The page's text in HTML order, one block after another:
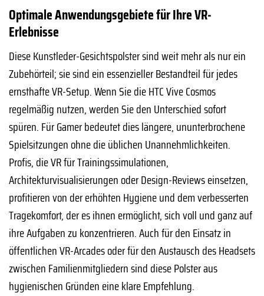
Optimale Anwendungsgebiete für Ihre VR-
Erlebnisse
Diese Kunstleder-Gesichtspolster sind weit mehr als nur ein
Zubehörteil; sie sind ein essenzieller Bestandteil für jedes
ernsthafte VR-Setup. Wenn Sie die HTC Vive Cosmos
regelmäßig nutzen, werden Sie den Unterschied sofort
spüren. Für Gamer bedeutet dies längere, ununterbrochene
Spielsitzungen ohne die üblichen Unannehmlichkeiten.
Profis, die VR für Trainingssimulationen,
Architekturvisualisierungen oder Design-Reviews einsetzen,
profitieren von der erhöhten Hygiene und dem verbesserten
Tragekomfort, der es ihnen ermöglicht, sich voll und ganz auf
ihre Aufgaben zu konzentrieren. Auch für den Einsatz in
öffentlichen VR-Arcades oder für den Austausch des Headsets
zwischen Familienmitgliedern sind diese Polster aus
hygienischen Gründen eine klare Empfehlung.